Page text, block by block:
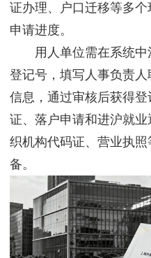
好
评
闻
资
讯
联
系
我
们
证办理、户口迁移等多
申请进度。
用人单位需在系统中
登记号，填写人事负责
信息，通过审核后获得
证、落户申请和进沪就
织机构代码证、营业执
备。